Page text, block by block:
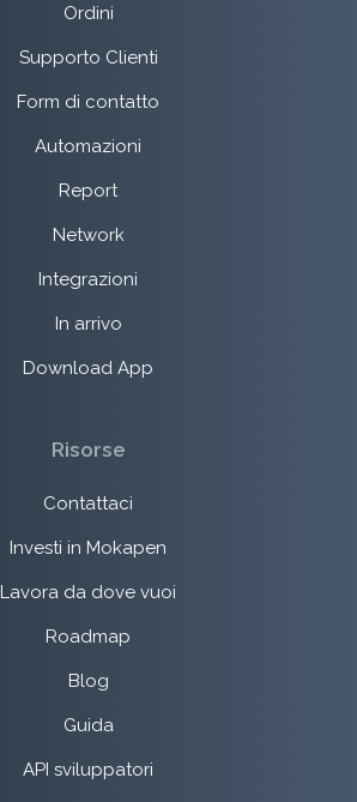
Ordini
Supporto Clienti
Form di contatto
Automazioni
Report
Network
Integrazioni
In arrivo
Download App
Risorse
Contattaci
Investi in Mokapen
Lavora da dove vuoi
Roadmap
Blog
Guida
API sviluppatori